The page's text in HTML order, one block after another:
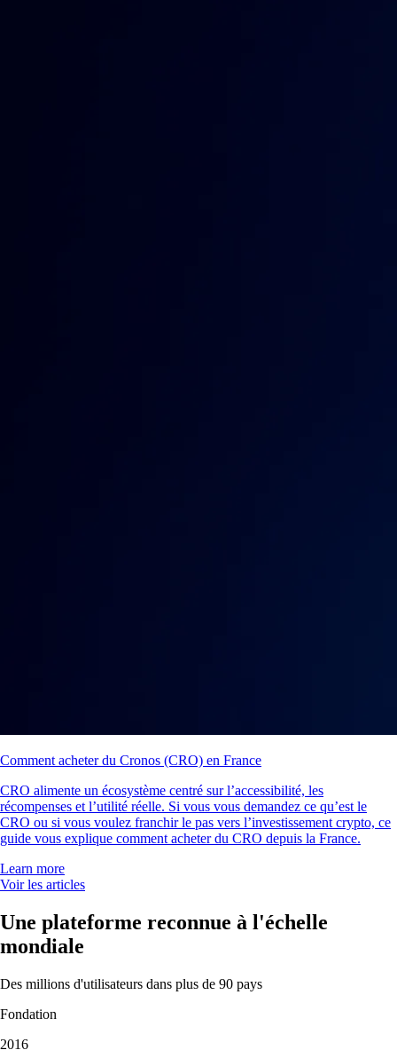
Comment acheter du Cronos (CRO) en France
CRO alimente un écosystème centré sur l’accessibilité, les
récompenses et l’utilité réelle. Si vous vous demandez ce qu’est le
CRO ou si vous voulez franchir le pas vers l’investissement crypto, ce
guide vous explique comment acheter du CRO depuis la France.
Learn more
Voir les articles
Une plateforme reconnue à l'échelle
mondiale
Des millions d'utilisateurs dans plus de 90 pays
Fondation
2016